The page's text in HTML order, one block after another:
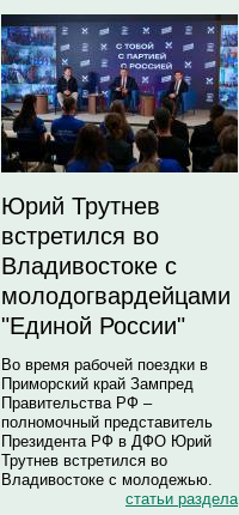
Юрий Трутнев
встретился во
Владивостоке с
молодогвардейцами
"Единой России"
Во время рабочей поездки в
Приморский край Зампред
Правительства РФ –
полномочный представитель
Президента РФ в ДФО Юрий
Трутнев встретился во
Владивостоке с молодежью.
статьи раздела